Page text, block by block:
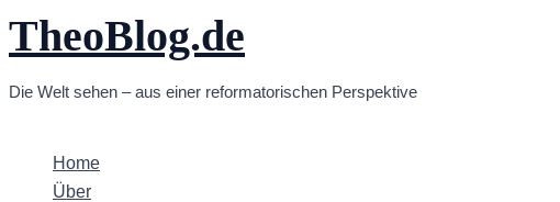
Zum
Inhalt
TheoBlog.de
Die Welt sehen – aus einer reformatorischen Perspektive
Home
Über